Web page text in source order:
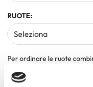
RUOTE:
Per ordinare le ruote
termine dell' ordine
(Solo ruote diametro 57)